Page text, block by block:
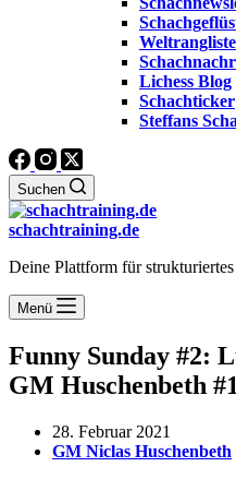
Lichess Blog
Schachticker
Steffans
Suchen
schachtraining.de
Deine Plattform für
Menü
Funny Sunday #2:
GM Huschenbeth #1
28. Februar 2021
GM Niclas Huschenbeth